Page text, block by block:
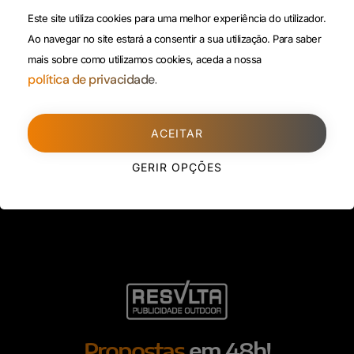
rede fixa)
Porto (Filial)
1588, 2º, sala 304
225 432 051
Política da
Privacidade
Este site utiliza cookies para uma melhor experiência do utilizador.
Ao navegar no site estará a consentir a sua utilização. Para saber
mais sobre como utilizamos cookies, aceda a nossa
política de privacidade.
ACEITAR
GERIR OPÇÕES